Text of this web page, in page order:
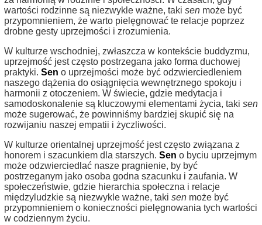
wartości rodzinne są niezwykle ważne, taki sen może być
przypomnieniem, że warto pielęgnować te relacje poprzez
drobne gesty uprzejmości i zrozumienia.
W kulturze wschodniej, zwłaszcza w kontekście buddyzmu,
uprzejmość jest często postrzegana jako forma duchowej
praktyki. Sen o uprzejmości może być odzwierciedleniem
naszego dążenia do osiągnięcia wewnętrznego spokoju i
harmonii z otoczeniem. W świecie, gdzie medytacja i
samodoskonalenie są kluczowymi elementami życia, taki sen
może sugerować, że powinniśmy bardziej skupić się na
rozwijaniu naszej empatii i życzliwości.
W kulturze orientalnej uprzejmość jest często związana z
honorem i szacunkiem dla starszych. Sen o byciu uprzejmym
może odzwierciedlać nasze pragnienie, by być
postrzeganym jako osoba godna szacunku i zaufania. W
społeczeństwie, gdzie hierarchia społeczna i relacje
międzyludzkie są niezwykle ważne, taki sen może być
przypomnieniem o konieczności pielęgnowania tych wartości
w codziennym życiu.